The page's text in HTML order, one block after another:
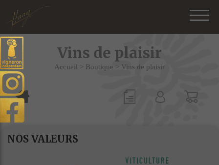
Vins de plaisir
Accueil > Boutique > Vins de plaisir
NOS VALEURS